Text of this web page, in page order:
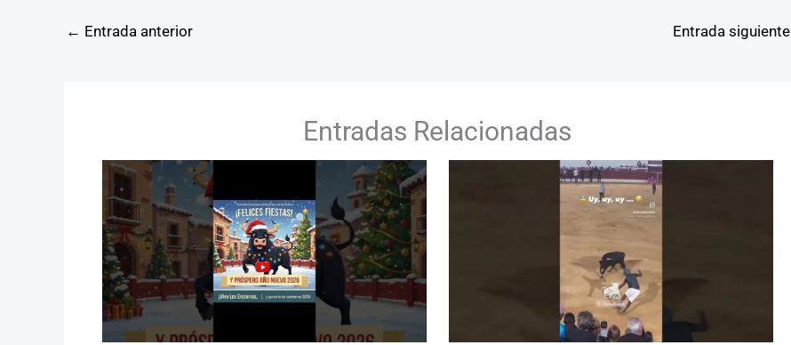
← Entrada anterior Entrada siguiente
Entradas Relacionadas